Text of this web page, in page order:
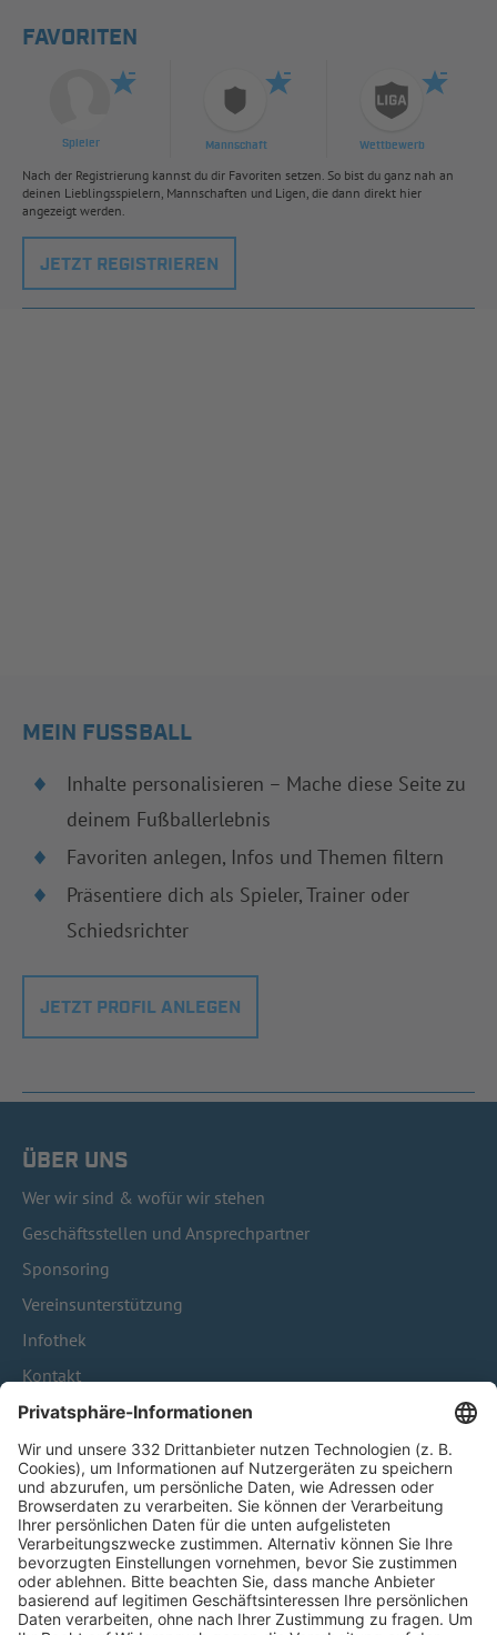
FAVORITEN
Spieler Mannschaft Wettbewerb
Nach der Registrierung kannst du dir Favoriten setzen. So bist du ganz nah an
deinen Lieblingsspielern, Mannschaften und Ligen, die dann direkt hier
angezeigt werden.
JETZT REGISTRIEREN
MEIN FUSSBALL
Inhalte personalisieren – Mache diese Seite zu
deinem Fußballerlebnis
Favoriten anlegen, Infos und Themen filtern
Präsentiere dich als Spieler, Trainer oder
Schiedsrichter
JETZT PROFIL ANLEGEN
ÜBER UNS
Wer wir sind & wofür wir stehen
Geschäftsstellen und Ansprechpartner
Sponsoring
Vereinsunterstützung
Infothek
Kontakt
HÄUFIG BESUCHTE SEITEN
Pässe und Vereinswechsel
Trainerausbildung
Schulungsangebot Vereinsmitarbeiter
BFV-Geschäftsstellen
Trainerbörse